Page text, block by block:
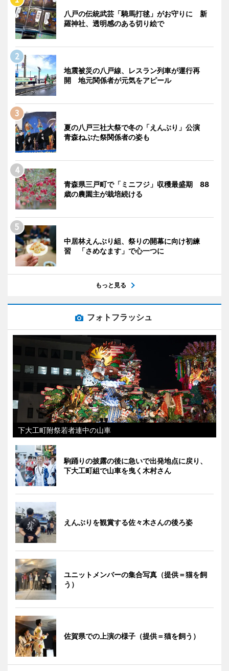
八戸の伝統武芸「騎馬打毬」がお守りに 新
羅神社、透明感のある切り絵で
地震被災の八戸線、レスラン列車が運行再
開 地元関係者が元気をアピール
夏の八戸三社大祭で冬の「えんぶり」公演
青森ねぶた祭関係者の姿も
青森県三戸町で「ミニフジ」収穫最盛期 88
歳の農園主が栽培続ける
中居林えんぶり組、祭りの開幕に向け初練
習 「さめなます」で心一つに
もっと見る
フォトフラッシュ
下大工町附祭若者連中の山車
駒踊りの披露の後に急いで出発地点に戻り、
下大工町組で山車を曳く木村さん
えんぶりを観賞する佐々木さんの後ろ姿
ユニットメンバーの集合写真（提供＝猫を飼
う）
佐賀県での上演の様子（提供＝猫を飼う）